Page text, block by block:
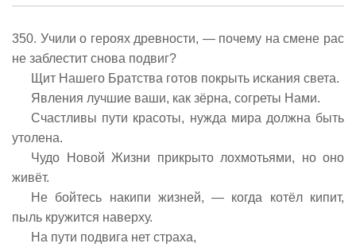
350. Учили о героях древности, — почему на смене рас
не заблестит снова подвиг?
Щит Нашего Братства готов покрыть искания света.
Явления лучшие ваши, как зёрна, согреты Нами.
Счастливы пути красоты, нужда мира должна быть
утолена.
Чудо Новой Жизни прикрыто лохмотьями, но оно
живёт.
Не бойтесь накипи жизней, — когда котёл кипит,
пыль кружится наверху.
На пути подвига нет страха,